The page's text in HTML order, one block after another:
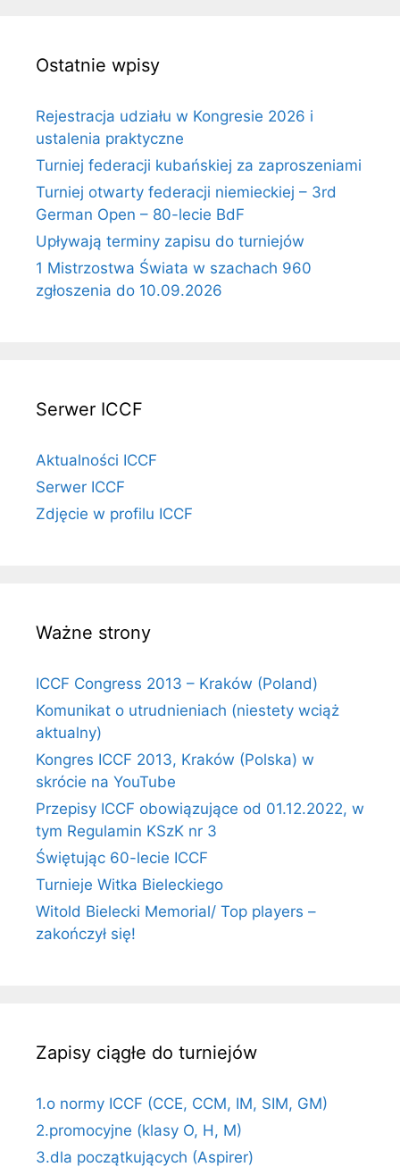
Ostatnie wpisy
Rejestracja udziału w Kongresie 2026 i
ustalenia praktyczne
Turniej federacji kubańskiej za zaproszeniami
Turniej otwarty federacji niemieckiej – 3rd
German Open – 80-lecie BdF
Upływają terminy zapisu do turniejów
1 Mistrzostwa Świata w szachach 960
zgłoszenia do 10.09.2026
Serwer ICCF
Aktualności ICCF
Serwer ICCF
Zdjęcie w profilu ICCF
Ważne strony
ICCF Congress 2013 – Kraków (Poland)
Komunikat o utrudnieniach (niestety wciąż
aktualny)
Kongres ICCF 2013, Kraków (Polska) w
skrócie na YouTube
Przepisy ICCF obowiązujące od 01.12.2022, w
tym Regulamin KSzK nr 3
Świętując 60-lecie ICCF
Turnieje Witka Bieleckiego
Witold Bielecki Memorial/ Top players –
zakończył się!
Zapisy ciągłe do turniejów
1.o normy ICCF (CCE, CCM, IM, SIM, GM)
2.promocyjne (klasy O, H, M)
3.dla początkujących (Aspirer)